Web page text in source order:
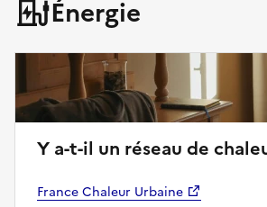
Énergie
Y a-t-il un réseau de
France Chaleur Urbaine